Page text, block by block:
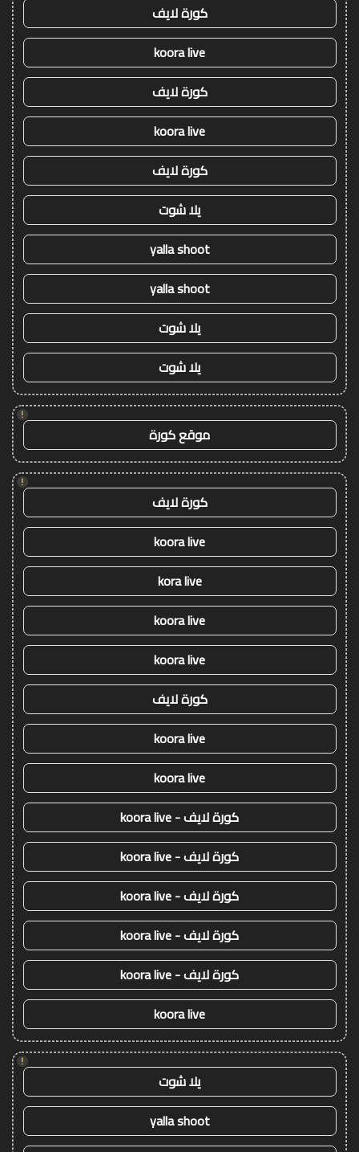
كورة لايف
koora live
كورة لايف
koora live
كورة لايف
يلا شوت
yalla shoot
yalla shoot
يلا شوت
يلا شوت
!
موقع كورة
!
كورة لايف
koora live
kora live
koora live
koora live
كورة لايف
koora live
koora live
كورة لايف - koora live
كورة لايف - koora live
كورة لايف - koora live
كورة لايف - koora live
كورة لايف - koora live
koora live
!
يلا شوت
yalla shoot